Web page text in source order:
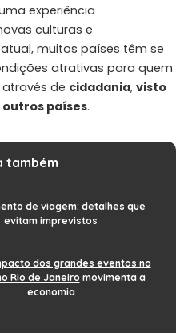
experiência
culturas e
muitos países têm se
atrativas para quem
de cidadania, visto
países.
também
de viagem: detalhes que
evitam imprevistos
dos grandes eventos no
Rio de Janeiro movimenta a
economia